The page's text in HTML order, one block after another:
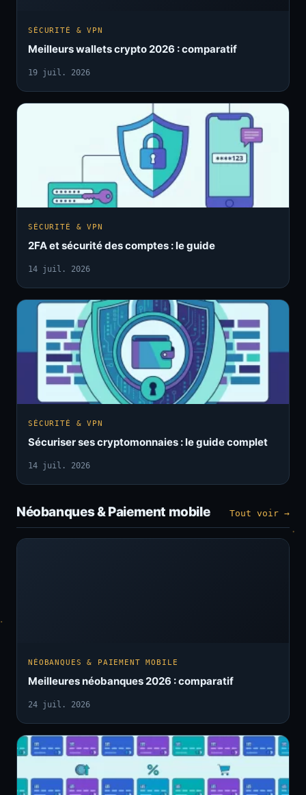
SÉCURITÉ & VPN
Meilleurs wallets crypto 2026 : comparatif
19 juil. 2026
SÉCURITÉ & VPN
2FA et sécurité des comptes : le guide
14 juil. 2026
SÉCURITÉ & VPN
Sécuriser ses cryptomonnaies : le guide complet
14 juil. 2026
Néobanques & Paiement mobile Tout voir →
NÉOBANQUES & PAIEMENT MOBILE
Meilleures néobanques 2026 : comparatif
24 juil. 2026